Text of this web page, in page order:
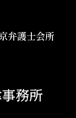
弁護士会所